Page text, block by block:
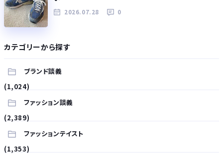
2026.07.28 0
カテゴリーから探す
ブランド談義
(1,024)
ファッション談義
(2,389)
ファッションテイスト
(1,353)